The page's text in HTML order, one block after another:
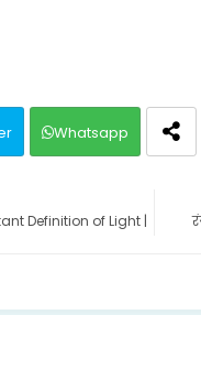
Whatsapp
Definition of Light |